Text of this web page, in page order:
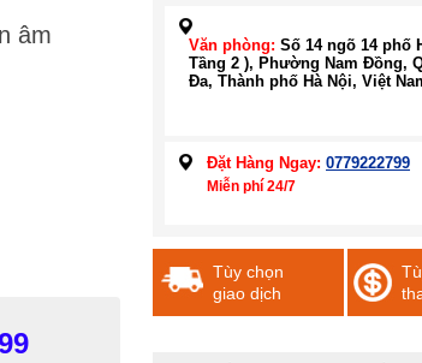
âm Văn phòng: Số 14 ngõ 14 phố
Tầng 2 ), Phường Nam Đồng,
Đa, Thành phố Hà Nội, Việt
Đặt Hàng Ngay: 0779222799
Miễn phí 24/7
Tùy chọn
giao dịch